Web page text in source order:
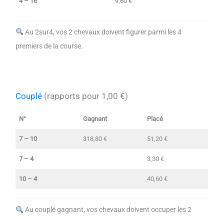
Au 2sur4, vos 2 chevaux doivent figurer parmi les 4
premiers de la course.
Couplé (rapports pour 1,00 €)
N° Gagnant Placé
7 – 10 318,80 € 51,20 €
7 – 4 3,30 €
10 – 4 40,60 €
Au couplé gagnant, vos chevaux doivent occuper les 2